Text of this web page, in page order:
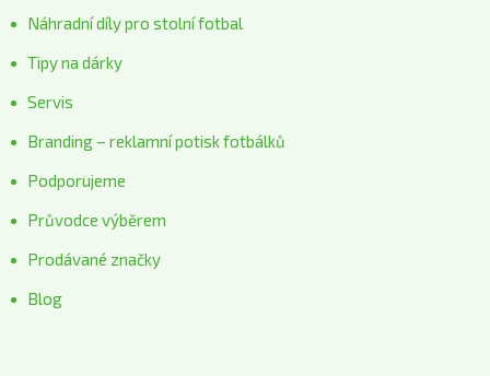
Náhradní díly pro stolní fotbal
Tipy na dárky
Servis
Branding – reklamní potisk fotbálků
Podporujeme
Průvodce výběrem
Prodávané značky
Blog